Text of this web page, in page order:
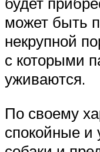
может быть
некрупной
с которыми
уживаются.
По своему
спокойные